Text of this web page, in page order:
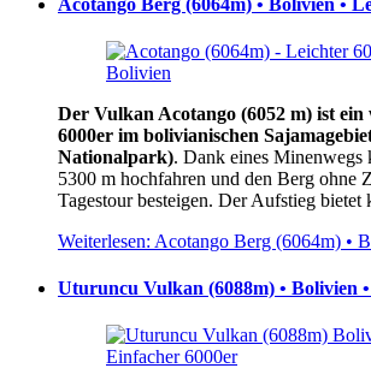
Der Vulkan Acotango (6052 m) ist
6000er im bolivianischen
Nationalpark). Dank eines Minenwegs
5300 m hochfahren und den Berg ohne
Tagestour besteigen. Der Aufstieg bietet
Weiterlesen: Acotango Berg (6064m) •
Uturuncu Vulkan (6088m) • Bolivien